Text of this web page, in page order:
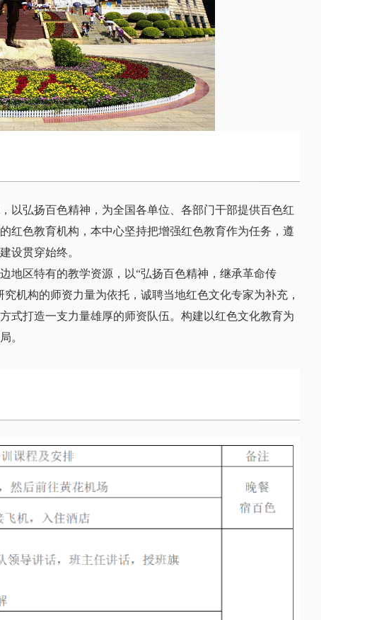
以弘扬百色精神，为全国各单位、各部门干部提供百色红
红色教育机构，本中心坚持把增强红色教育作为任务，遵
设贯穿始终。
地区特有的教学资源，以“弘扬百色精神，继承革命传
机构的师资力量为依托，诚聘当地红色文化专家为补充，
式打造一支力量雄厚的师资队伍。构建以红色文化教育为
。